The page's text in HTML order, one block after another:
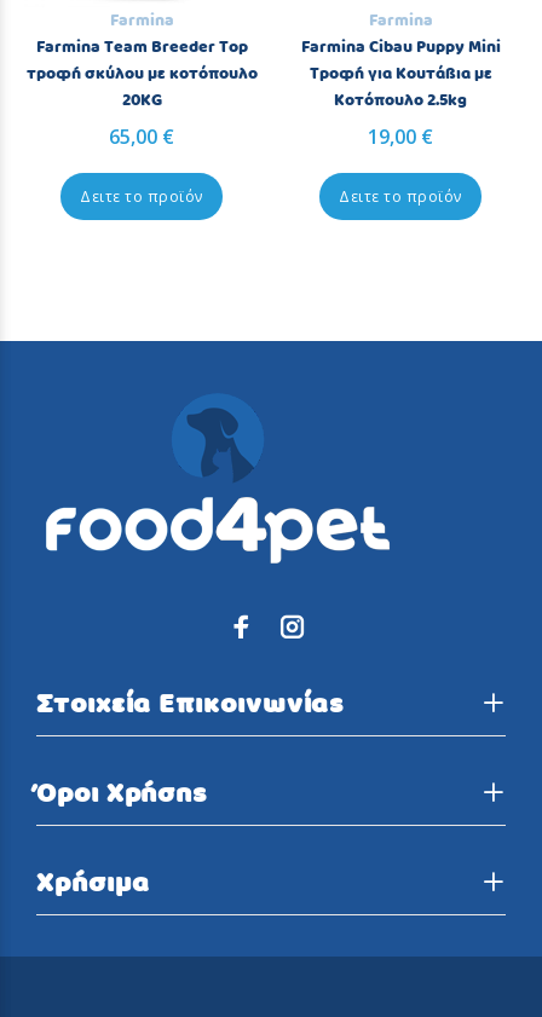
Farmina
Farmina Team Breeder Top
τροφή σκύλου με κοτόπουλο
20KG
65,00 €
Δειτε το προϊόν
Farmina
Farmina Cibau Puppy Mini
Τροφή για Κουτάβια με
Κοτόπουλο 2.5kg
19,00 €
Δειτε το προϊόν
Στοιχεία Επικοινωνίας
Όροι Χρήσης
Χρήσιμα